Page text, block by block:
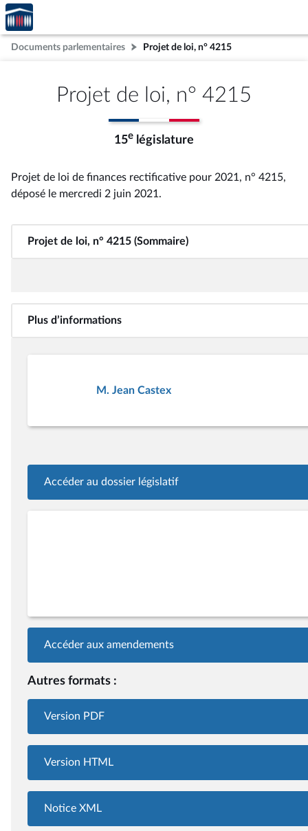
Aller au contenu
Aller en bas de la page
Accèder
à la
page
d'accueil
Documents parlementaires Projet de loi, n° 4215
Projet de loi, n° 4215
15e législature
Projet de loi de finances rectificative pour 2021, n° 4215,
déposé le mercredi 2 juin 2021 .
Projet de loi, n° 4215 (Sommaire)
Plus d’informations
M. Jean Castex
Accéder au dossier législatif
Accéder aux amendements
Autres formats :
Version PDF
Version HTML
Notice XML